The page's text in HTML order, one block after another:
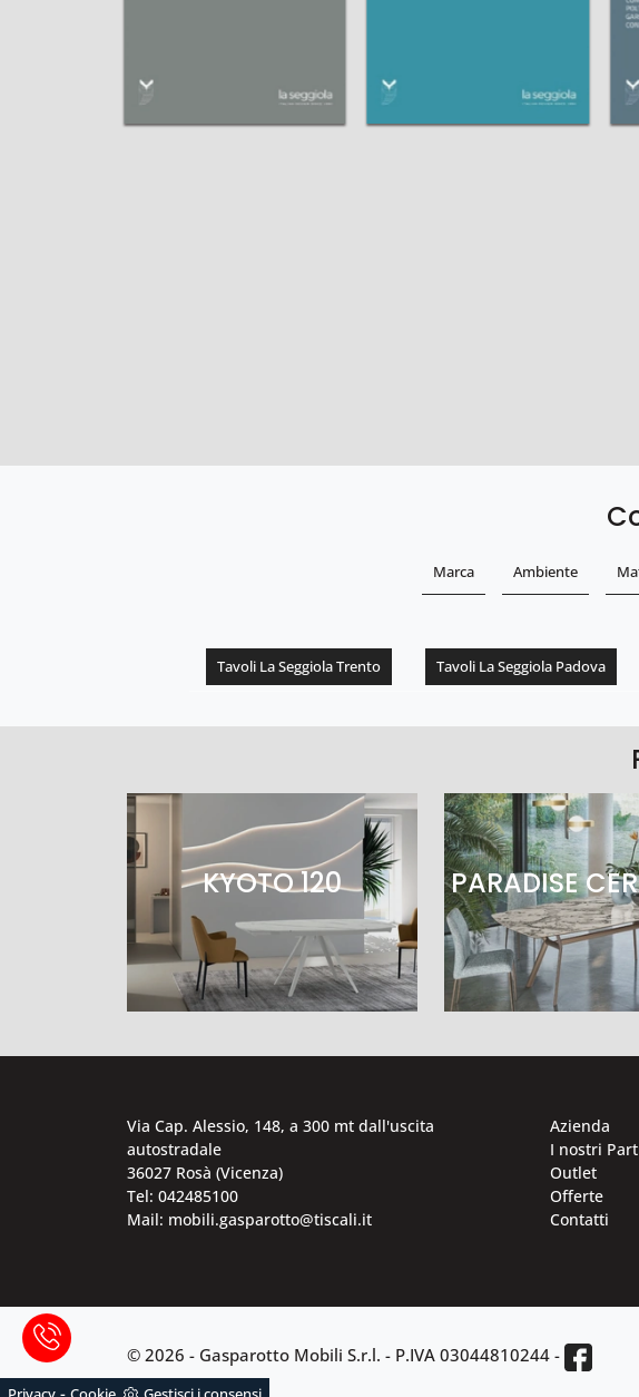
Marca Ambiente
Tavoli La Seggiola Trento Tavoli La Seggiola Padova
KYOTO 120 PARADISE
Via Cap. Alessio, 148, a 300 mt dall'uscita
autostradale
36027 Rosà (Vicenza)
Tel: 042485100
Mail: mobili.gasparotto@tiscali.it
Azienda
I nostri
Outlet
Offerte
Contatti
© 2026 - Gasparotto Mobili S.r.l. - P.IVA 03044810244 -
-